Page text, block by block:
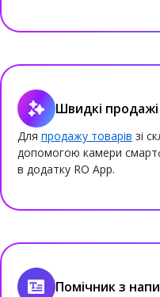
Швидкі
Для продажу товарів зі
допомогою камери
в додатку RO App.
Помічник з